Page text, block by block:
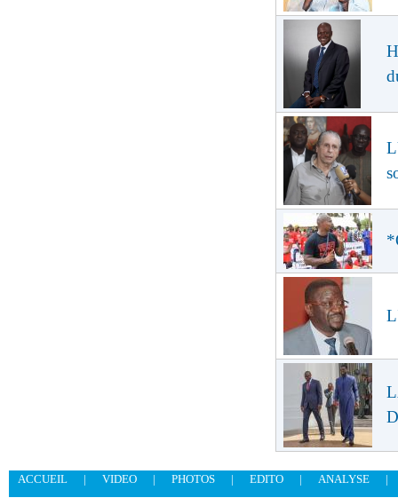
ACCUEIL | VIDEO | PHOTOS | EDITO | ANALYSE
|